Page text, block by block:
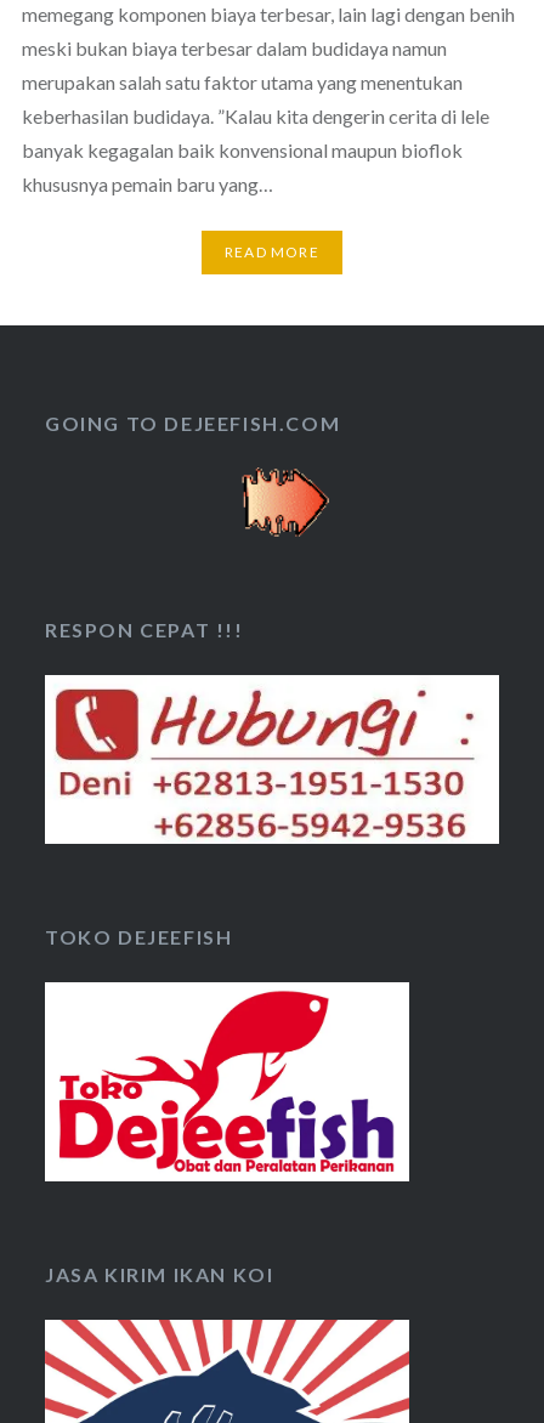
memegang komponen biaya terbesar, lain lagi dengan benih
meski bukan biaya terbesar dalam budidaya namun
merupakan salah satu faktor utama yang menentukan
keberhasilan budidaya. ”Kalau kita dengerin cerita di lele
banyak kegagalan baik konvensional maupun bioflok
khususnya pemain baru yang…
READ MORE
GOING TO DEJEEFISH.COM
RESPON CEPAT !!!
TOKO DEJEEFISH
JASA KIRIM IKAN KOI